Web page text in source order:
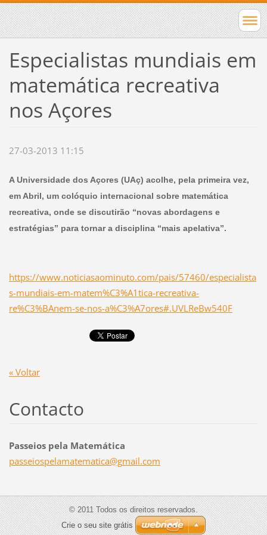
Especialistas mundiais em
matemática recreativa
nos Açores
27-03-2013 11:15
A Universidade dos Açores (UAç) acolhe, pela primeira vez,
em Abril, um colóquio internacional sobre matemática
recreativa, onde se discutirão “novas abordagens e
estratégias” para tornar a disciplina “mais apelativa”.
https://www.noticiasaominuto.com/pais/57460/especialista
s-mundiais-em-matem%C3%A1tica-recreativa-
re%C3%BAnem-se-nos-a%C3%A7ores#.UVLReBw540F
« Voltar
Contacto
Passeios pela Matemática
passeiospelamatematica@gmail.com
© 2011 Todos os direitos reservados.
Crie o seu site grátis